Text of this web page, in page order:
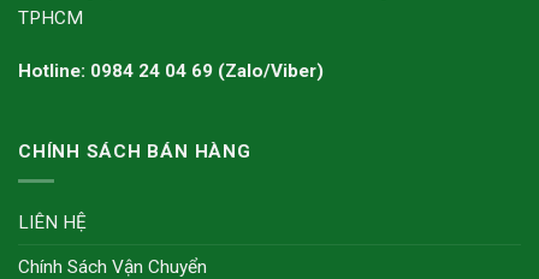
TPHCM
Hotline: 0984 24 04 69 (Zalo/Viber)
CHÍNH SÁCH BÁN HÀNG
LIÊN HỆ
Chính Sách Vận Chuyển